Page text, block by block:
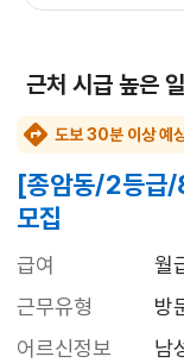
근처 시급 높은
도보 30분 이상 예
[종암동/2등급/
모집
급여
월
근무유형
방
어르신정보
남